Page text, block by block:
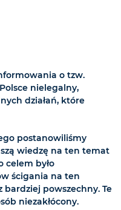
o tzw.
nielegalny,
działań, które
postanowiliśmy
wiedzę na ten temat
celem było
ścigania na ten
powszechny. Te
niezakłócony.